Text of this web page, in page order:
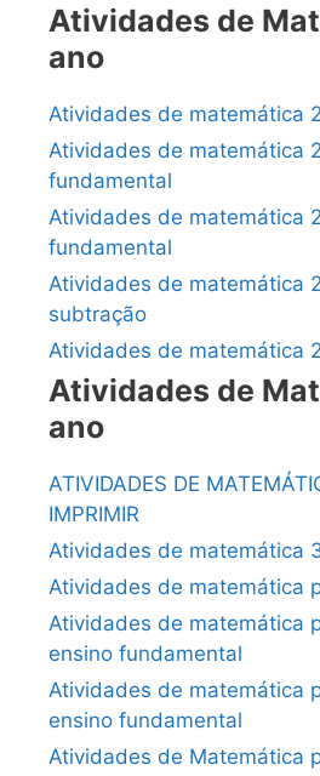
Atividades de
ano
Atividades de matemática
Atividades de matemática
fundamental
Atividades de matemática
fundamental
Atividades de matemática
subtração
Atividades de matemática
Atividades de
ano
ATIVIDADES DE
IMPRIMIR
Atividades de matemática
Atividades de matemática
Atividades de matemática
ensino fundamental
Atividades de matemática
ensino fundamental
Atividades de Matemática